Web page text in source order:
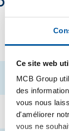
Ce site web
MCB Group
des
vous nous
d'améliorer
vous ne
h6
Blanc
h6